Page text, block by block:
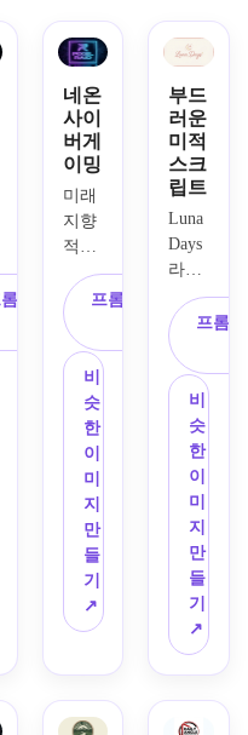
프트 복
네온
사이
버게
이밍
미래
지향
적인
문자
와 세
련된
아이
콘 마
크가
있는
게임
채널
Pixel
Raid
의 사
이버
펑크
YouTube
를 만
드세
요.
프롬프트 복
비
슷
한
이
미
지
만
들
기
↗
부드
러운
미적
스크
립트
Luna
Days
라는
라이
프스
타일
채널
을 위
해 부
드럽
고 여
성스
러운
YouTube
로고
를 디
자인
하세
요.
손으
로 쓴
프롬
비
슷
한
이
미
지
만
들
기
↗